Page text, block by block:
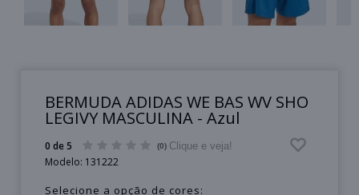
BERMUDA ADIDAS WE BAS WV SHO
LEGIVY MASCULINA - Azul
0 de 5 (0) Clique e veja!
Modelo: 131222
Selecione a opção de cores: